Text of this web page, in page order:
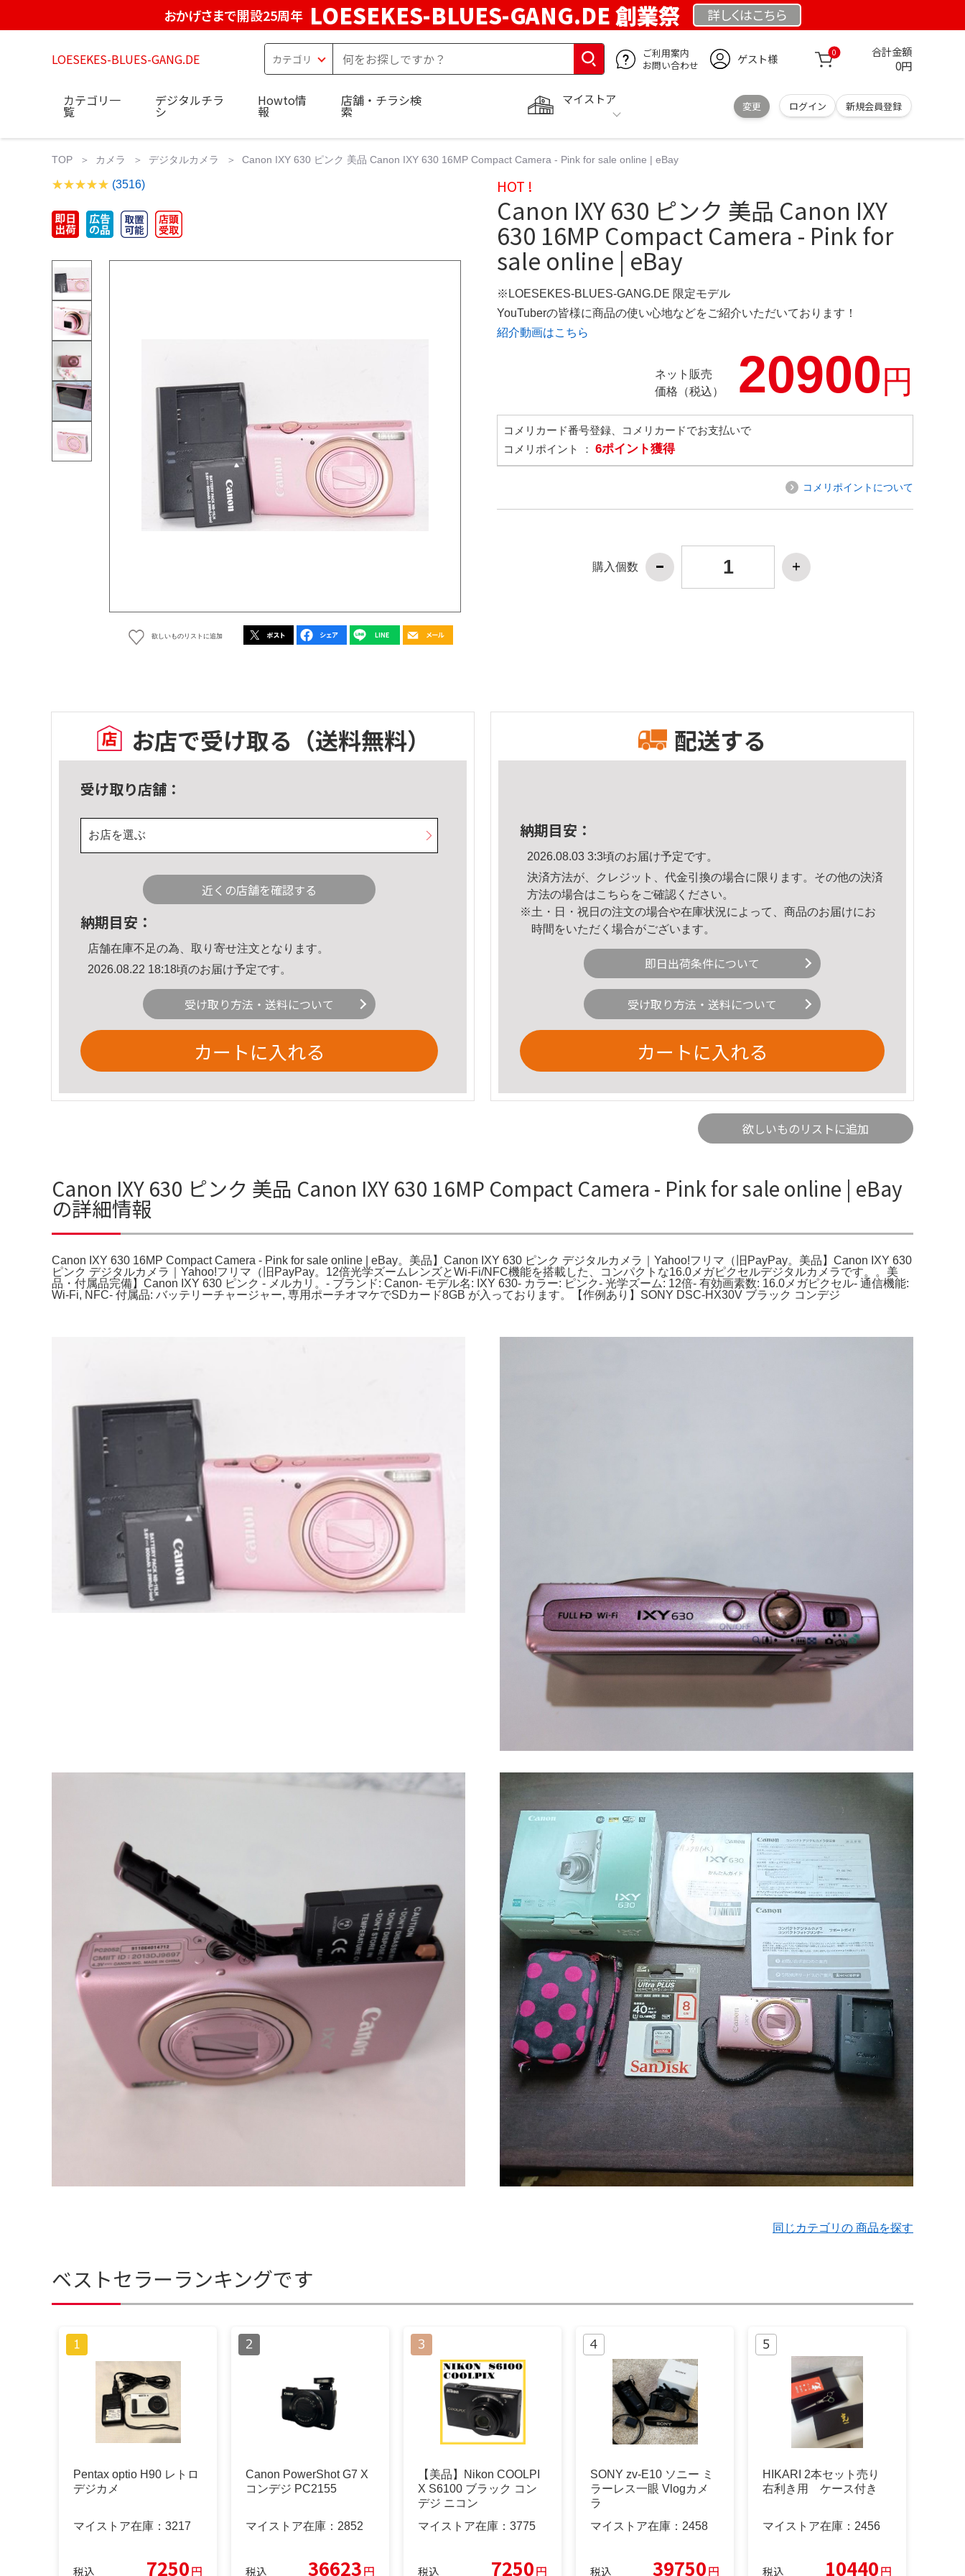
おかげさまで開設25周年 LOESEKES-BLUES-GANG.DE 創業祭 詳しくはこちら
LOESEKES-BLUES-GANG.DE
ご利用案内
お問い合わせ
ゲスト様 0 合計金額
0円
マイストア
変更 ログイン 新規会員登録
カテゴリ一
覧
デジタルチラ
シ
Howto情
報
店舗・チラシ検
索
TOP カメラ デジタルカメラ Canon IXY 630 ピンク 美品 Canon IXY 630 16MP Compact Camera - Pink for sale online | eBay
(3516)
欲しいものリストに追加
HOT !
Canon IXY 630 ピンク 美品 Canon IXY
630 16MP Compact Camera - Pink for
sale online | eBay
※LOESEKES-BLUES-GANG.DE 限定モデル
YouTuberの皆様に商品の使い心地などをご紹介いただいております！
紹介動画はこちら
ネット販売
価格（税込）
20900円
コメリカード番号登録、コメリカードでお支払いで
コメリポイント ： 6ポイント獲得
コメリポイントについて
購入個数
お店で受け取る （送料無料）
受け取り店舗：
お店を選ぶ
近くの店舗を確認する
納期目安：
店舗在庫不足の為、取り寄せ注文となります。
2026.08.22 18:18頃のお届け予定です。
受け取り方法・送料について
カートに入れる
配送する
納期目安：
2026.08.03 3:3頃のお届け予定です。
決済方法が、クレジット、代金引換の場合に限ります。その他の決済
方法の場合はこちら をご確認ください。
※土・日・祝日の注文の場合や在庫状況によって、商品のお届けにお
時間をいただく場合がございます。
即日出荷条件について
受け取り方法・送料について
カートに入れる
欲しいものリストに追加
Canon IXY 630 ピンク 美品 Canon IXY 630 16MP Compact Camera - Pink for sale online | eBay
の詳細情報
Canon IXY 630 16MP Compact Camera - Pink for sale online | eBay。美品】Canon IXY 630 ピンク デジタルカメラ｜Yahoo!フリマ（旧PayPay。美品】Canon IXY 630
ピンク デジタルカメラ｜Yahoo!フリマ（旧PayPay。12倍光学ズームレンズとWi-Fi/NFC機能を搭載した、コンパクトな16.0メガピクセルデジタルカメラです。。美
品・付属品完備】Canon IXY 630 ピンク - メルカリ。- ブランド: Canon- モデル名: IXY 630- カラー: ピンク- 光学ズーム: 12倍- 有効画素数: 16.0メガピクセル- 通信機能:
Wi-Fi, NFC- 付属品: バッテリーチャージャー, 専用ポーチオマケでSDカード8GB が入っております。【作例あり】SONY DSC-HX30V ブラック コンデジ
同じカテゴリの 商品を探す
ベストセラーランキングです
Pentax optio H90 レトロ
デジカメ
マイストア在庫： 3217
税込 7250円
Canon PowerShot G7 X
コンデジ PC2155
マイストア在庫： 2852
税込 36623円
【美品】Nikon COOLPI
X S6100 ブラック コン
デジ ニコン
マイストア在庫： 3775
税込 7250円
SONY zv-E10 ソニー ミ
ラーレス一眼 Vlogカメ
ラ
マイストア在庫： 2458
税込 39750円
HIKARI 2本セット売り
右利き用 ケース付き
マイストア在庫： 2456
税込 10440円